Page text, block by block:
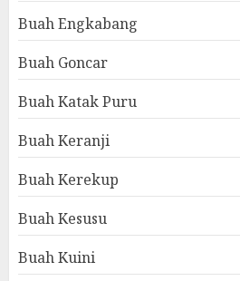
Buah Engkabang
Buah Goncar
Buah Katak Puru
Buah Keranji
Buah Kerekup
Buah Kesusu
Buah Kuini